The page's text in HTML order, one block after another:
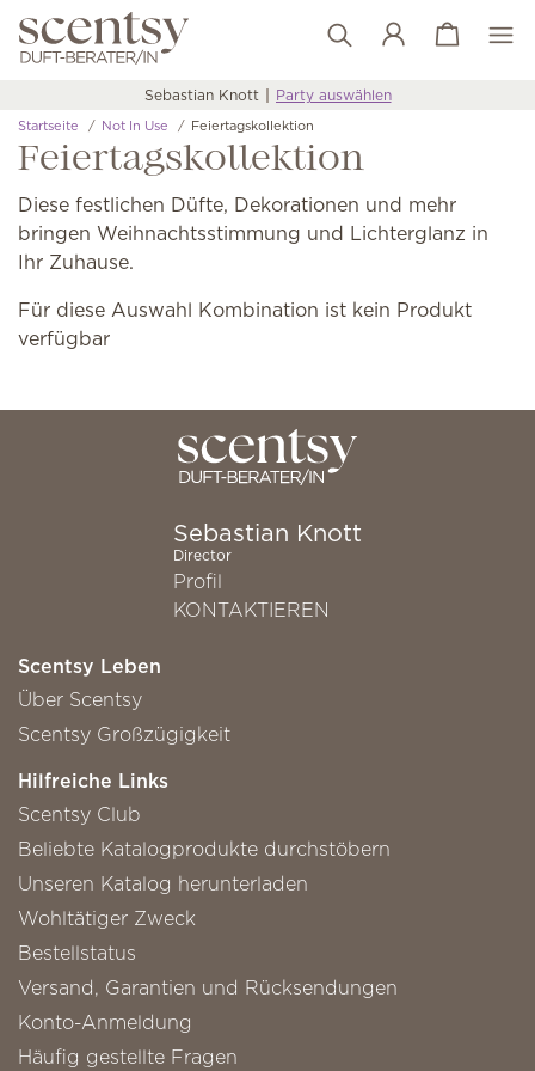
Wunschliste
Warenkorb
Sebastian Knott Party auswählen
Startseite Not In Use Feiertagskollektion
Feiertagskollektion
Diese festlichen Düfte, Dekorationen und mehr
bringen Weihnachtsstimmung und Lichterglanz in
Ihr Zuhause.
Für diese Auswahl Kombination ist kein Produkt
verfügbar
Sebastian Knott
Director
Profil
KONTAKTIEREN
Scentsy Leben
Über Scentsy
Scentsy Großzügigkeit
Hilfreiche Links
Scentsy Club
Beliebte Katalogprodukte durchstöbern
Unseren Katalog herunterladen
Wohltätiger Zweck
Bestellstatus
Versand, Garantien und Rücksendungen
Konto-Anmeldung
Häufig gestellte Fragen